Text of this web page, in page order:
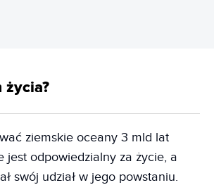
życia?
ziemskie oceany 3 mld lat
jest odpowiedzialny za życie, a
swój udział w jego powstaniu.